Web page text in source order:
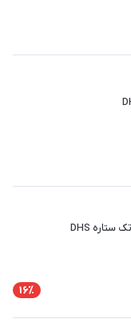
16٪